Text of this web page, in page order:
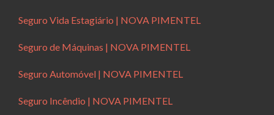
Seguro Vida Estagiário | NOVA PIMENTEL
Seguro de Máquinas | NOVA PIMENTEL
Seguro Automóvel | NOVA PIMENTEL
Seguro Incêndio | NOVA PIMENTEL